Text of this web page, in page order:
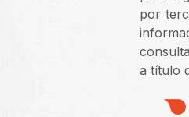
por
a título